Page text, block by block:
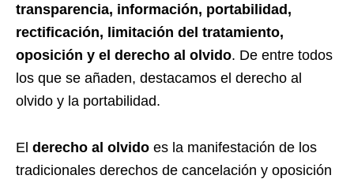
transparencia, información, portabilidad,
rectificación, limitación del tratamiento,
oposición y el derecho al olvido. De entre todos
los que se añaden, destacamos el derecho al
olvido y la portabilidad.
El derecho al olvido es la manifestación de los
tradicionales derechos de cancelación y oposición